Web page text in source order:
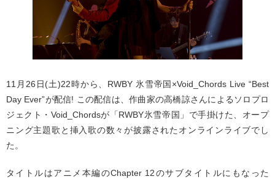
11月26日(土)22時から、RWBY 氷雪帝国×Void_Chords Live “Best
Day Ever”が配信! この配信は、作曲家の高橋諒さんによるソロプロ
ジェクト・Void_Chordsが「RWBY氷雪帝国」で手掛けた、オープ
ニング主題歌と挿入歌の数々が披露されたオンラインライブでし
た。
タイトルはアニメ本編のChapter 12のサブタイトルにもなった